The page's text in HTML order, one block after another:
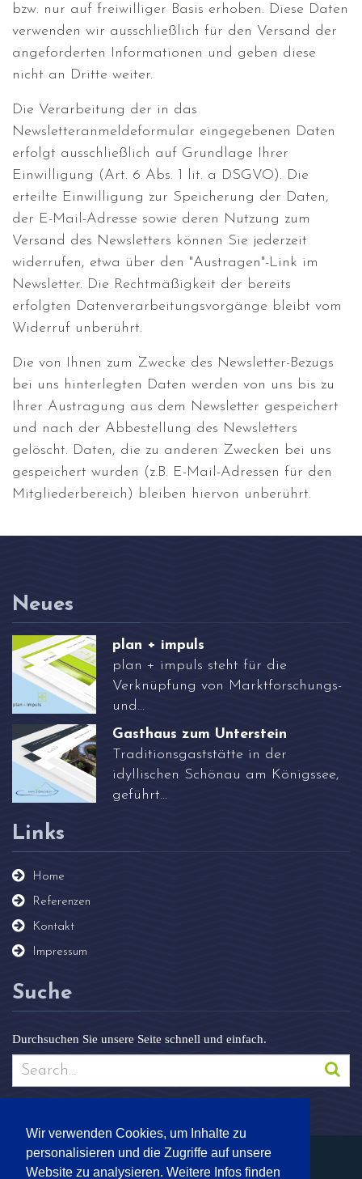
Wir verwenden Cookies, um Inhalte zu
personalisieren und die Zugriffe auf unsere
Website zu analysieren. Weitere Infos finden
bzw. nur auf freiwilliger Basis erhoben. Diese Daten
verwenden wir ausschließlich für den Versand der
angeforderten Informationen und geben diese
nicht an Dritte weiter.
Die Verarbeitung der in das
Newsletteranmeldeformular eingegebenen Daten
erfolgt ausschließlich auf Grundlage Ihrer
Einwilligung (Art. 6 Abs. 1 lit. a DSGVO). Die
erteilte Einwilligung zur Speicherung der Daten,
der E-Mail-Adresse sowie deren Nutzung zum
Versand des Newsletters können Sie jederzeit
widerrufen, etwa über den "Austragen"-Link im
Newsletter. Die Rechtmäßigkeit der bereits
erfolgten Datenverarbeitungsvorgänge bleibt vom
Widerruf unberührt.
Die von Ihnen zum Zwecke des Newsletter-Bezugs
bei uns hinterlegten Daten werden von uns bis zu
Ihrer Austragung aus dem Newsletter gespeichert
und nach der Abbestellung des Newsletters
gelöscht. Daten, die zu anderen Zwecken bei uns
gespeichert wurden (z.B. E-Mail-Adressen für den
Mitgliederbereich) bleiben hiervon unberührt.
Neues
plan + impuls
plan + impuls steht für die
Verknüpfung von Marktforschungs-
und…
Gasthaus zum Unterstein
Traditionsgaststätte in der
idyllischen Schönau am Königssee,
geführt…
Links
Home
Referenzen
Kontakt
Impressum
Suche
Durchsuchen Sie unsere Seite schnell und einfach.